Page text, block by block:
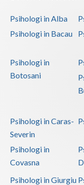
Psihologi in Alba
Psihologi in Bacau
Psihologi in
Botosani
Psihologi in Caras-
Severin
Psihologi in
Covasna
Psihologi in Giurgiu